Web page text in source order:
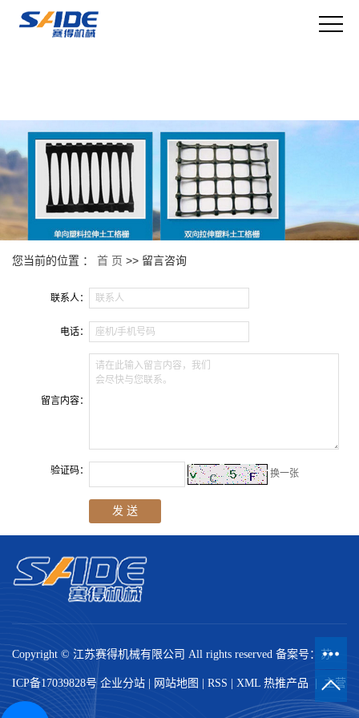
您当前的位置 ： 首 页 >> 留言咨询
联系人： 联系人
电话： 座机/手机号码
留言内容：
请在此输入留言内容，我们
会尽快与您联系。
验证码： 换一张
Copyright © 江苏赛得机械有限公司 All rights reserved 备案号： 苏
ICP备17039828号 企业分站 网站地图 RSS XML 热推产品 | 主营
区域：